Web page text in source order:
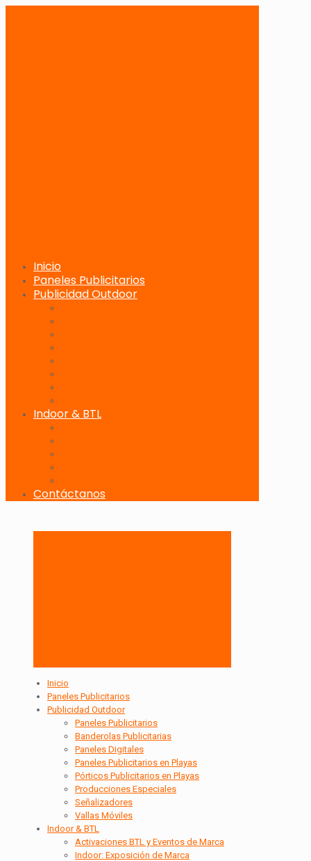
Inicio
Paneles Publicitarios
Publicidad Outdoor
Indoor & BTL
Contáctanos
Inicio
Paneles Publicitarios
Publicidad Outdoor
Paneles Publicitarios
Banderolas Publicitarias
Paneles Digitales
Paneles Publicitarios en Playas
Pórticos Publicitarios en Playas
Producciones Especiales
Señalizadores
Vallas Móviles
Indoor & BTL
Activaciones BTL y Eventos de Marca
Indoor: Exposición de Marca